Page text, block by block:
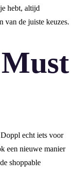
hebt, altijd
van de juiste keuzes.
echt iets voor
een nieuwe manier
shoppable